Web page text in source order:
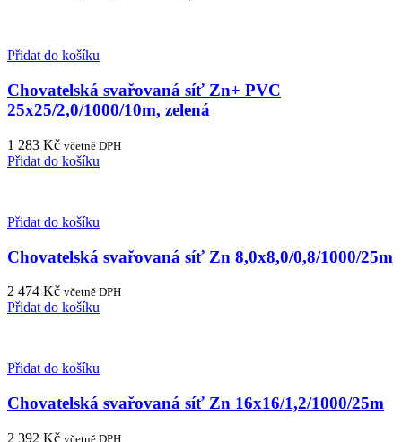
Přidat do košíku
Chovatelská svařovaná síť Zn+ PVC
25x25/2,0/1000/10m, zelená
1 283 Kč včetně DPH
Přidat do košíku
Přidat do košíku
Chovatelská svařovaná síť Zn 8,0x8,0/0,8/1000/25m
2 474 Kč včetně DPH
Přidat do košíku
Přidat do košíku
Chovatelská svařovaná síť Zn 16x16/1,2/1000/25m
2 392 Kč včetně DPH